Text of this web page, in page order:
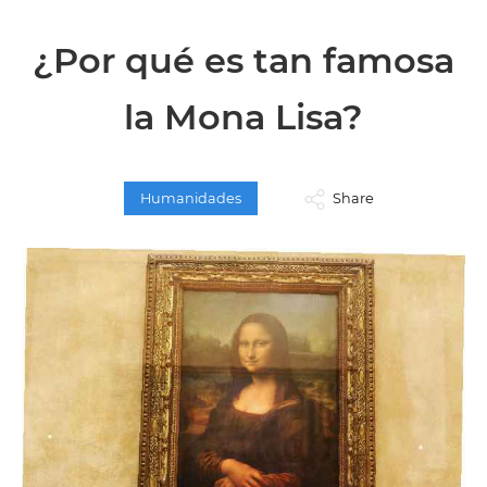
¿Por qué es tan famosa
la Mona Lisa?
Humanidades Share